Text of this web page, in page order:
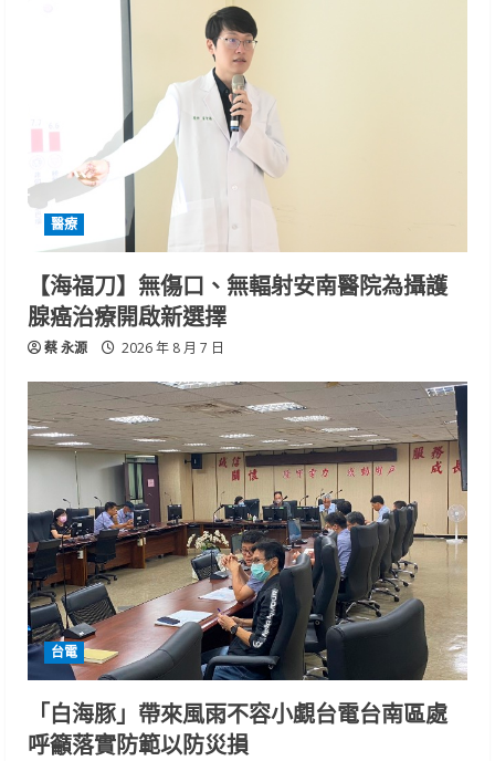
醫療
【海福刀】無傷口、無輻射安南醫院為攝護
腺癌治療開啟新選擇
蔡 永源 2026 年 8 月 7 日
台電
「白海豚」帶來風雨不容小覷台電台南區處
呼籲落實防範以防災損